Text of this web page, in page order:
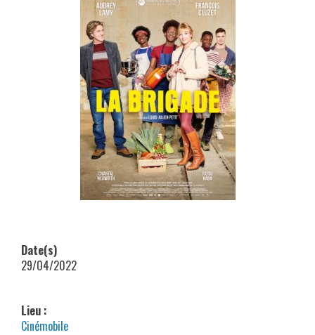
Date(s)
29/04/2022
Lieu :
Cinémobile